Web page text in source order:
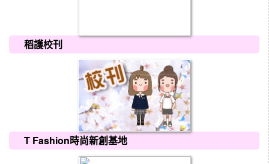
稻護校刊
T Fashion時尚新創基地